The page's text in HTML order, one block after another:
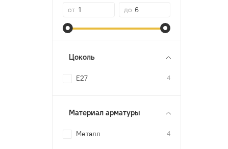
от до
Цоколь
E27 4
Материал арматуры
Металл 4